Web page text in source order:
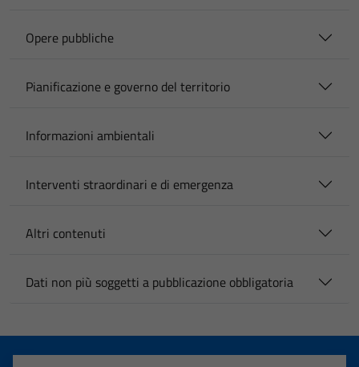
Opere pubbliche
Pianificazione e governo del territorio
Informazioni ambientali
Interventi straordinari e di emergenza
Altri contenuti
Dati non più soggetti a pubblicazione obbligatoria